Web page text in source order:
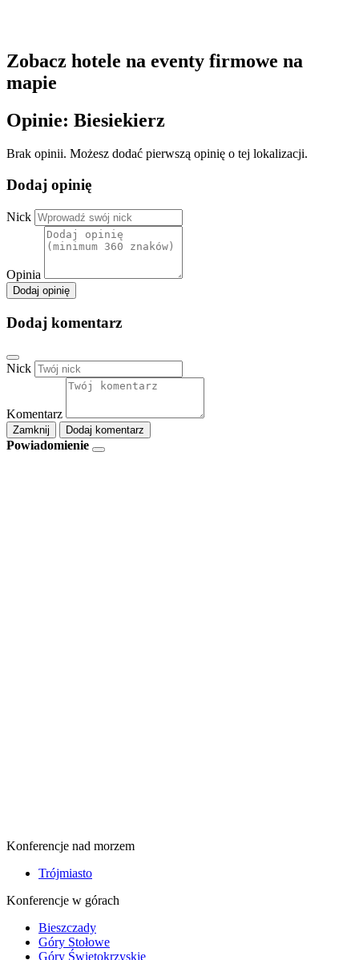
Zobacz hotele na eventy firmowe na
mapie
Opinie: Biesiekierz
Brak opinii. Możesz dodać pierwszą opinię o tej lokalizacji.
Dodaj opinię
Nick
Opinia
Dodaj opinię
Dodaj komentarz
Nick
Komentarz
Zamknij Dodaj komentarz
Powiadomienie
Konferencje nad morzem
Trójmiasto
Konferencje w górach
Bieszczady
Góry Stołowe
Góry Świętokrzyskie